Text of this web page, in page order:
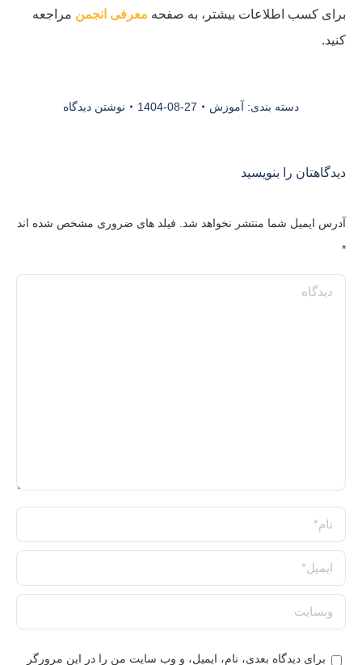
برای کسب اطلاعات بیشتر، به صفحه معرفی انجمن مراجعه
کنید.
دسته بندی: آموزش 1404-08-27 نوشتن دیدگاه
دیدگاهتان را بنویسید
آدرس ایمیل شما منتشر نخواهد شد. فیلد های ضروری مشخص شده اند
*
دیدگاه
نام *
ایمیل *
وبسایت
برای دیدگاه بعدی، نام، ایمیل، و وب سایت من را در این مرورگر